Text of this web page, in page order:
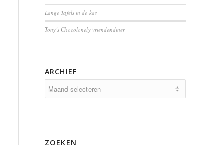
Lange Tafels in de kas
Tony’s Chocolonely vriendendiner
ARCHIEF
ZOEKEN